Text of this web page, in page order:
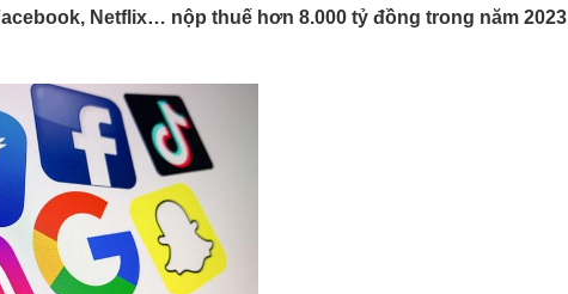
Netflix… nộp thuế hơn 8.000 tỷ đồng trong năm 2023